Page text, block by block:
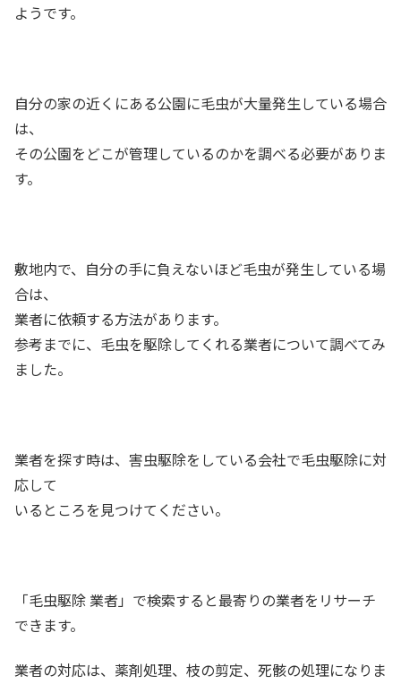
ようです。
自分の家の近くにある公園に毛虫が大量発生している場合
は、
その公園をどこが管理しているのかを調べる必要がありま
す。
敷地内で、自分の手に負えないほど毛虫が発生している場
合は、
業者に依頼する方法があります。
参考までに、毛虫を駆除してくれる業者について調べてみ
ました。
業者を探す時は、害虫駆除をしている会社で毛虫駆除に対
応して
いるところを見つけてください。
「毛虫駆除 業者」で検索すると最寄りの業者をリサーチ
できます。
業者の対応は、薬剤処理、枝の剪定、死骸の処理になりま